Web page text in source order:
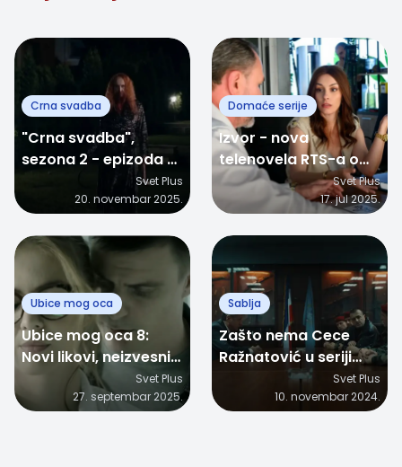
Crna svadba
"Crna svadba",
sezona 2 - epizoda 9:
Da li "crna ruka"
konačno otvara
biblioteke?
Svet Plus
20. novembar 2025.
Domaće serije
Izvor - nova
telenovela RTS-a o
ljubavi, porodici i
sukobu sela i grada
Svet Plus
17. jul 2025.
Ubice mog oca
Ubice mog oca 8:
Novi likovi, neizvesni
obrti i popularni
pevač u glumačkom
Svet Plus
27. septembar 2025.
Sablja
Zašto nema Cece
Ražnatović u seriji
"Sablja"? Kreatori
otkrivaju pravu priču!
Svet Plus
10. novembar 2024.